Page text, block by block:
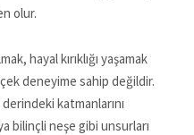
olur.
hayal kırıklığı yaşamak
deneyime sahip değildir.
katmanlarını
bilinçli neşe gibi unsurları